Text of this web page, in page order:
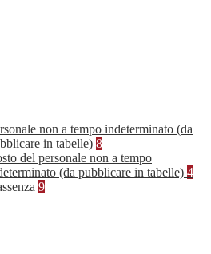
non a tempo indeterminato (da
in tabelle) 8
del personale non a tempo
(da pubblicare in tabelle) 4
9